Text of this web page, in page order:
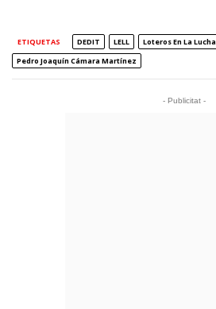
ETIQUETAS DEDIT LELL Loteros En La Lucha
Pedro Joaquín Cámara Martínez
- Publicitat -